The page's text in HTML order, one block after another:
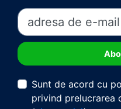
Sunt de acord cu
privind prelucrarea